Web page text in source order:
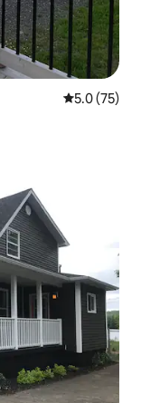
Penarafan
5.0 (75)